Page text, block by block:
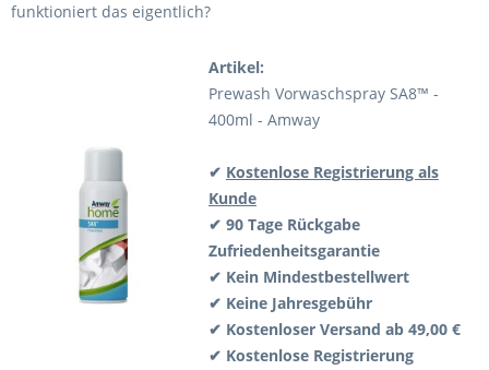
funktioniert das eigentlich?
Artikel:
Prewash Vorwaschspray SA8™ -
400ml - Amway
✔ Kostenlose Registrierung als
Kunde
✔ 90 Tage Rückgabe
Zufriedenheitsgarantie
✔ Kein Mindestbestellwert
✔ Keine Jahresgebühr
✔ Kostenloser Versand ab 49,00 €
✔ Kostenlose Registrierung